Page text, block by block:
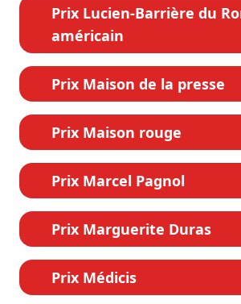
Prix Lucien-Barrière du
américain
Prix Maison de la presse
Prix Maison rouge
Prix Marcel Pagnol
Prix Marguerite Duras
Prix Médicis